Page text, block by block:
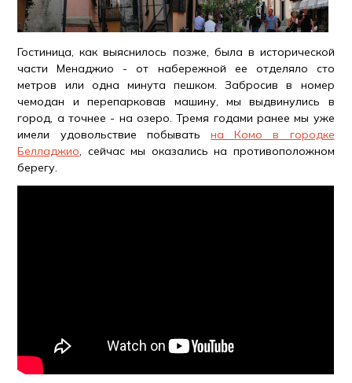
Гостиница, как выяснилось позже, была в исторической
части Менаджио - от набережной ее отделяло сто
метров или одна минута пешком. Забросив в номер
чемодан и перепарковав машину, мы выдвинулись в
город, а точнее - на озеро. Тремя годами ранее мы уже
имели удовольствие побывать на Комо в городке
Белладжио, сейчас мы оказались на противоположном
берегу.